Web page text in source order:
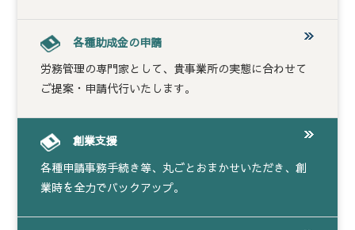
各種助成金の申請
労務管理の専門家として、貴事業所の実態に合わせて
ご提案・申請代行いたします。
創業支援
各種申請事務手続き等、丸ごとおまかせいただき、創
業時を全力でバックアップ。